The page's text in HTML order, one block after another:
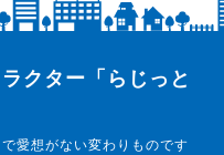
クター「らじっと
愛想がない変わりものです